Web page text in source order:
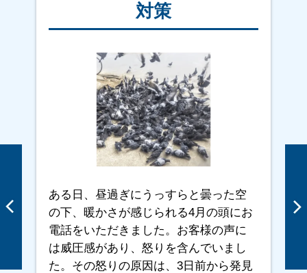
対策
ある日、昼過ぎにうっすらと曇った空
の下、暖かさが感じられる4月の頭にお
電話をいただきました。お客様の声に
は威圧感があり、怒りを含んでいまし
た。その怒りの原因は、3日前から発見